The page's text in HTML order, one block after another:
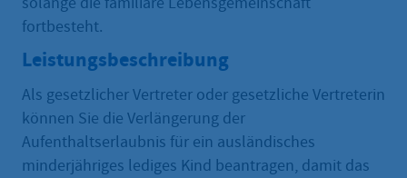
fortbesteht.
Leistungsbeschreibung
Als gesetzlicher Vertreter oder gesetzliche Vertreterin
können Sie die Verlängerung der
Aufenthaltserlaubnis für ein ausländisches
minderjähriges lediges Kind beantragen, damit das